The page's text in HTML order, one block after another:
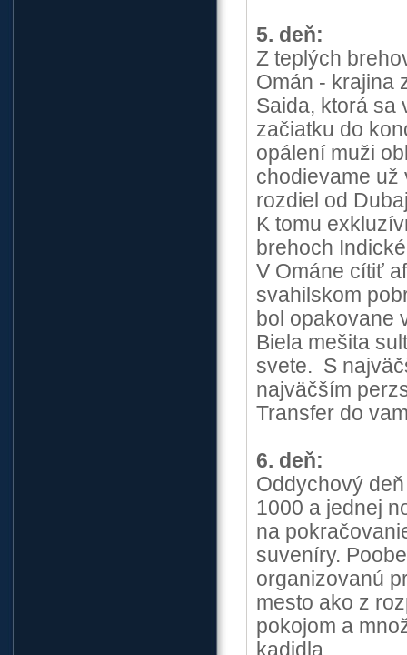
5. deň:
Z teplých
Omán - krajina
Saida, ktorá sa
začiatku do
opálení muži
chodievame už
rozdiel od
K tomu
brehoch
V Ománe cítiť
svahilskom
bol opakovane
Biela mešita
svete. S
najväčším
Transfer do
6. deň:
Oddychový
1000 a jednej
na
suveníry.
organizovanú
mesto ako z
pokojom a
kadidla.